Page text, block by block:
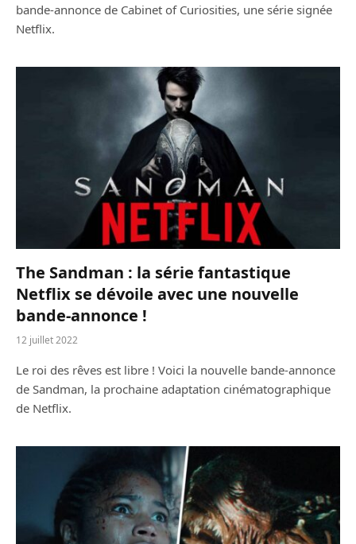
bande-annonce de Cabinet of Curiosities, une série signée
Netflix.
The Sandman : la série fantastique
Netflix se dévoile avec une nouvelle
bande-annonce !
12 juillet 2022
Le roi des rêves est libre ! Voici la nouvelle bande-annonce
de Sandman, la prochaine adaptation cinématographique
de Netflix.